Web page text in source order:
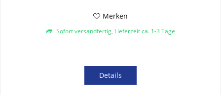
Merken
Sofort versandfertig, Lieferzeit ca. 1-3 Tage
Details